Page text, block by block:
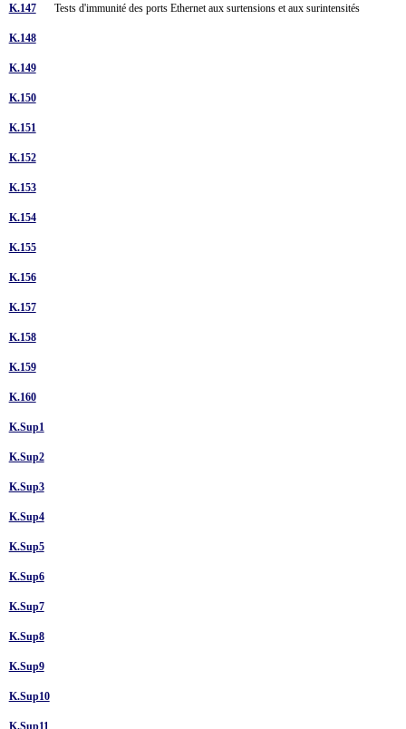
K.147 Tests d'immunité des ports Ethernet aux surtensions et aux surintensités
K.148
K.149
K.150
K.151
K.152
K.153
K.154
K.155
K.156
K.157
K.158
K.159
K.160
K.Sup1
K.Sup2
K.Sup3
K.Sup4
K.Sup5
K.Sup6
K.Sup7
K.Sup8
K.Sup9
K.Sup10
K.Sup11